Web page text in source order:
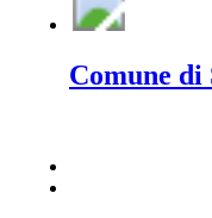
Comune di